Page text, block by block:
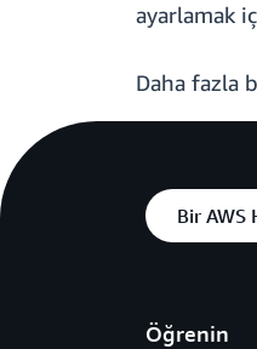
ayarlamak
Daha fazla
Bir AWS
Öğrenin